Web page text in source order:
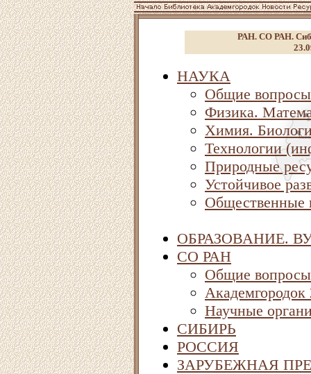
РАН. СО РАН.
НАУКА
Общие вопросы
Физика.
Химия.
Технологии
Природные
Устойчивое
Общественные
ОБРАЗОВАНИЕ.
СО РАН
Общие вопросы
Научные
СИБИРЬ
РОССИЯ
ЗАРУБЕЖНАЯ